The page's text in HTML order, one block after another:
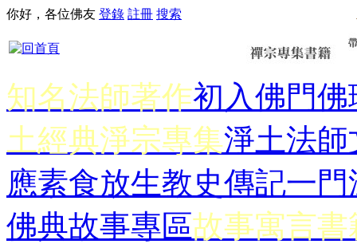
你好，各位佛友 登錄 註冊 搜索
知名法師著作初入佛門佛
土經典淨宗專集淨土法師
應素食放生教史傳記一門
佛典故事專區故事寓言書